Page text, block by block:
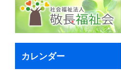
カレンダー